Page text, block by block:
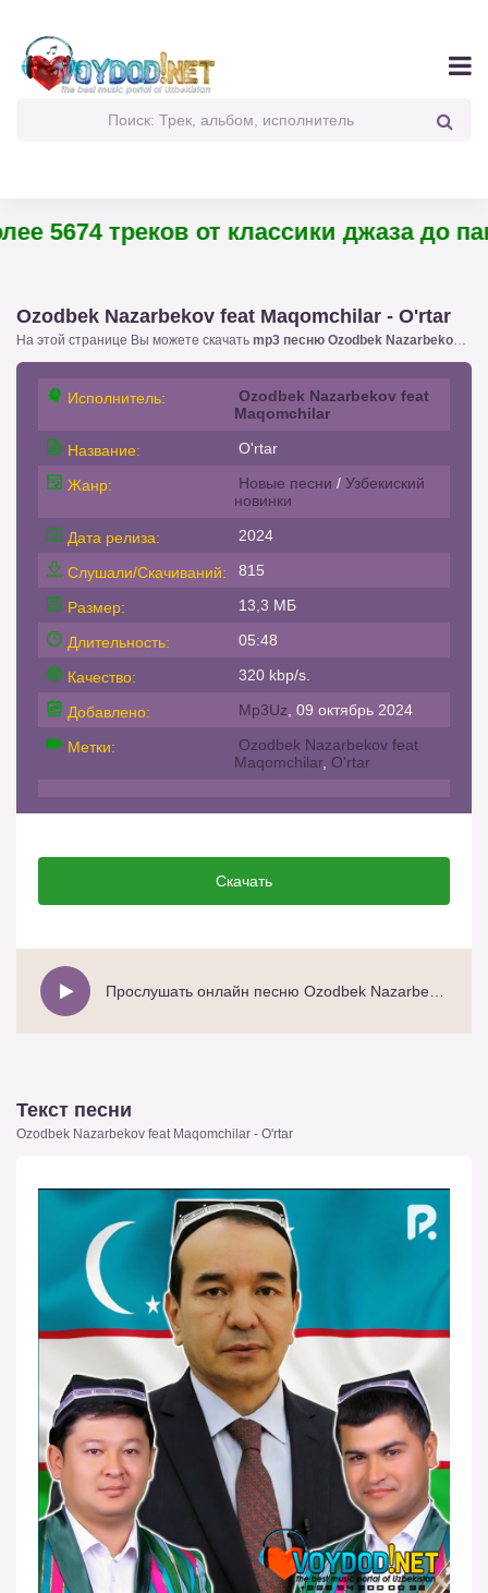
треков от классики джаза до панк-
Ozodbek Nazarbekov feat Maqomchilar - O'rtar
На этой странице Вы можете скачать mp3 песню Ozodbek Nazarbekov feat Maqomchilar - O'rtar
Исполнитель:
Ozodbek Nazarbekov feat
Maqomchilar
Название: O'rtar
Жанр: Новые песни / Узбекиский
новинки
Дата релиза: 2024
Слушали/Скачиваний: 815
Размер: 13,3 МБ
Длительность: 05:48
Качество: 320 kbp/s.
Добавлено: Mp3Uz , 09 октябрь 2024
Метки:
Ozodbek Nazarbekov feat
Maqomchilar, O'rtar
Скачать
Текст песни
Ozodbek Nazarbekov feat Maqomchilar - O'rtar